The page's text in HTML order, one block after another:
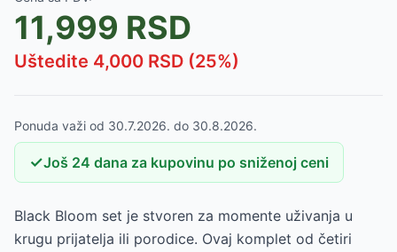
11,999 RSD
Uštedite 4,000 RSD (25%)
Ponuda važi od 30.7.2026. do 30.8.2026.
✓Još 24 dana za kupovinu po sniženoj ceni
Black Bloom set je stvoren za momente uživanja u
krugu prijatelja ili porodice. Ovaj komplet od četiri